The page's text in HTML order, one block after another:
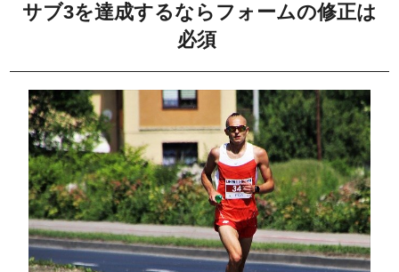
サブ3を達成するならフォームの修正は
必須